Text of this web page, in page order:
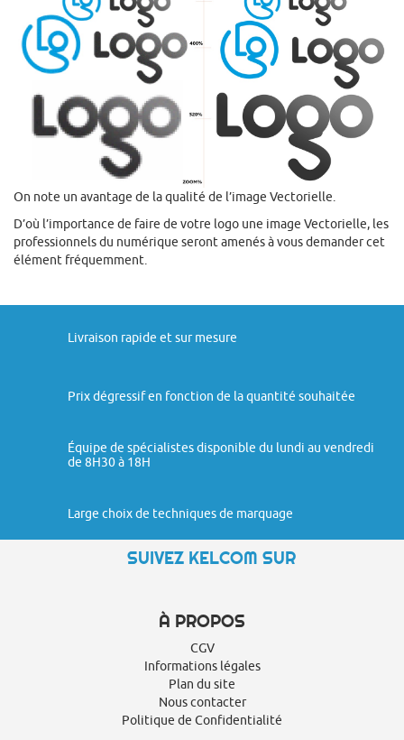
On note un avantage de la qualité de l’image Vectorielle.
D’où l’importance de faire de votre logo une image Vectorielle, les
professionnels du numérique seront amenés à vous demander cet
élément fréquemment.
Livraison rapide et sur mesure
Prix dégressif en fonction de la quantité souhaitée
Équipe de spécialistes disponible du lundi au vendredi
de 8H30 à 18H
Large choix de techniques de marquage
SUIVEZ KELCOM SUR
À PROPOS
CGV
Informations légales
Plan du site
Nous contacter
Politique de Confidentialité